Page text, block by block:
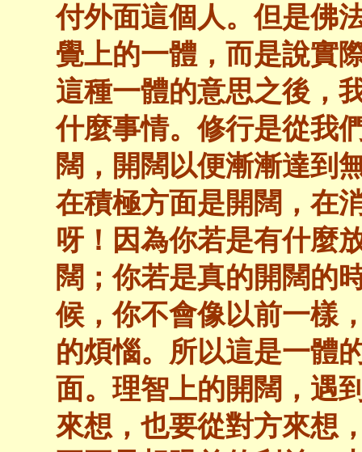
付外面這個人。但是佛
覺上的一體，而是說實
這種一體的意思之後，
什麼事情。修行是從我
闊，開闊以便漸漸達到
在積極方面是開闊，在
呀！因為你若是有什麼
闊；你若是真的開闊的
候，你不會像以前一樣
的煩惱。所以這是一體
面。理智上的開闊，遇
來想，也要從對方來想